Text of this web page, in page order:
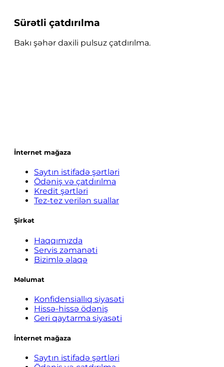
Sürətli çatdırılma
Bakı şəhər daxili pulsuz çatdırılma.
İnternet mağaza
Saytın istifadə şərtləri
Ödəniş və çatdırılma
Kredit şərtləri
Tez-tez verilən suallar
Şirkət
Haqqımızda
Servis zəmanəti
Bizimlə əlaqə
Məlumat
Konfidensiallıq siyasəti
Hissə-hissə ödəniş
Geri qaytarma siyasəti
İnternet mağaza
Saytın istifadə şərtləri